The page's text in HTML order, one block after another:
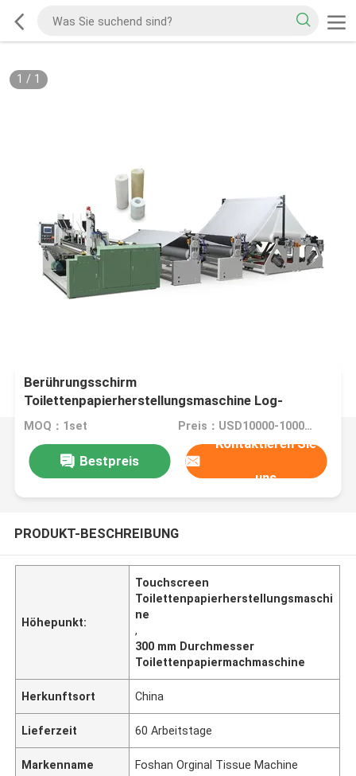
1 / 1
Berührungsschirm
Toilettenpapierherstellungsmaschine Log-
Durchmesser 300 mm
MOQ：1set Preis：USD10000-100000/SET
Bestpreis
Kontaktieren Sie
uns
PRODUKT-BESCHREIBUNG
Höhepunkt:
Touchscreen
Toilettenpapierherstellungsmaschi
ne
,
300 mm Durchmesser
Toilettenpapiermachmaschine
Herkunftsort China
Lieferzeit 60 Arbeitstage
Markenname Foshan Orginal Tissue Machine